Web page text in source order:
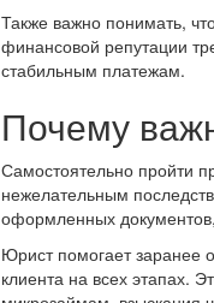
Также важно понимать,
финансовой репутации
стабильным платежам.
Почему
Самостоятельно пройти
нежелательным
оформленных
Юрист помогает заранее
клиента на всех этапах.